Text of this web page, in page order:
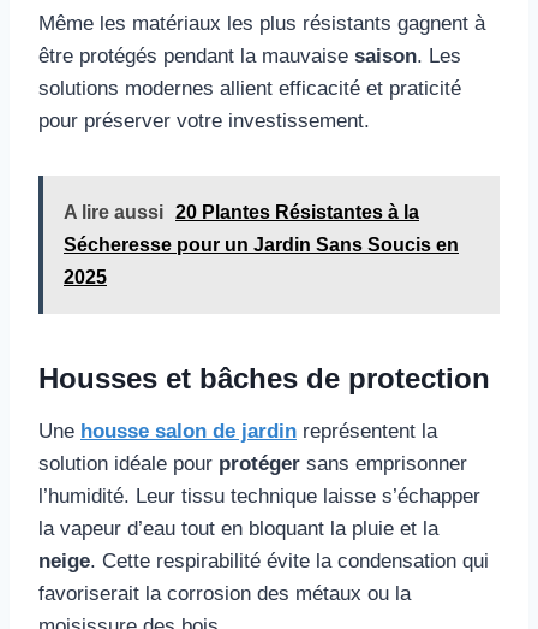
Même les matériaux les plus résistants gagnent à
être protégés pendant la mauvaise saison. Les
solutions modernes allient efficacité et praticité
pour préserver votre investissement.
A lire aussi 20 Plantes Résistantes à la
Sécheresse pour un Jardin Sans Soucis en
2025
Housses et bâches de protection
Une housse salon de jardin représentent la
solution idéale pour protéger sans emprisonner
l’humidité. Leur tissu technique laisse s’échapper
la vapeur d’eau tout en bloquant la pluie et la
neige. Cette respirabilité évite la condensation qui
favoriserait la corrosion des métaux ou la